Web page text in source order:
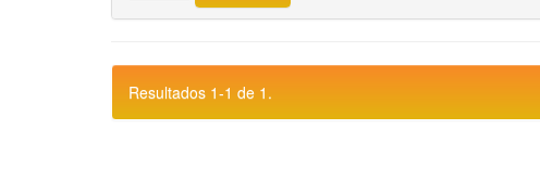
Resultados 1-1 de 1.